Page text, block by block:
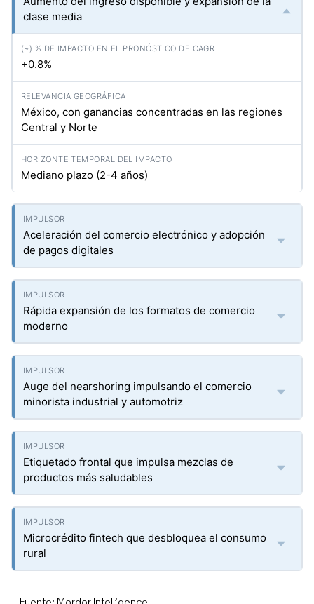
clase media
+0.8%
México, con ganancias concentradas en las regiones
Central y Norte
Mediano plazo (2-4 años)
Aceleración del comercio electrónico y adopción
de pagos digitales
Rápida expansión de los formatos de comercio
moderno
Auge del nearshoring impulsando el comercio
minorista industrial y automotriz
Etiquetado frontal que impulsa mezclas de
productos más saludables
Microcrédito fintech que desbloquea el consumo
rural